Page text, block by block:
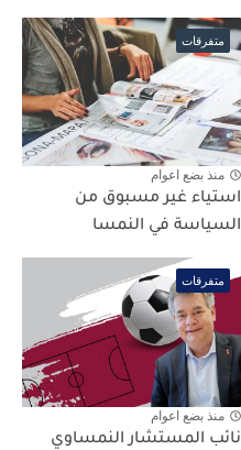
متفرقات
منذ بضع اعوام
استياء غير مسبوق من
السياسة في النمسا
متفرقات
منذ بضع اعوام
نائب المستشار النمساوي